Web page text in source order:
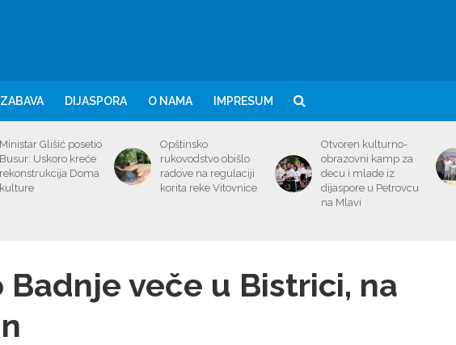
ZABAVA DIJASPORA O NAMA IMPRESUM
Ministar Glišić posetio
Busur: Uskoro kreće
rekonstrukcija Doma
kulture
Opštinsko
rukovodstvo obišlo
radove na regulaciji
korita reke Vitovnice
Otvoren kulturno-
obrazovni kamp za
decu i mlade iz
dijaspore u Petrovcu
na Mlavi
veče u Bistrici, na